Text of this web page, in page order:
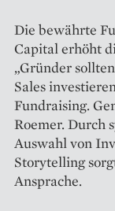
Die bewährte
Capital erhöht
„Gründer
Sales
Fundraising.
Roemer. Durch
Auswahl von
Storytelling
Ansprache.